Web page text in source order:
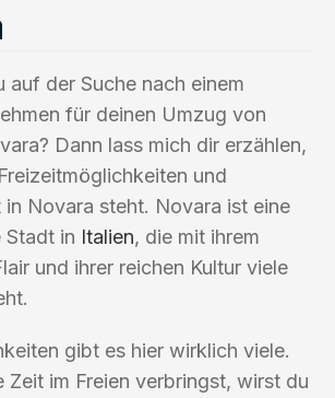
auf der Suche nach einem
für deinen Umzug von
Dann lass mich dir erzählen,
und
in Novara steht. Novara ist eine
Stadt in Italien, die mit ihrem
und ihrer reichen Kultur viele
gibt es hier wirklich viele.
Zeit im Freien verbringst, wirst du